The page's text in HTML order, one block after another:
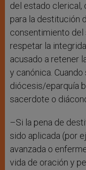
del estado clerical,
para la destitución
consentimiento del
respetar la
acusado a retener
y canónica.
diócesis/eparquía
sacerdote o
–Si la pena de
sido aplicada (por
avanzada o
vida de oración y